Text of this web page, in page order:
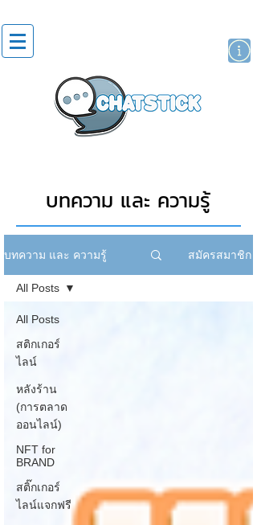
บทความ และ ความรู้
บทความ และ ความรู้ สมัครสมาชิก
All Posts
สติกเกอร์
ไลน์
หลังร้าน
(การตลาด
ออนไลน์)
NFT for
BRAND
สติ๊กเกอร์
ไลน์แจกฟรี
All Posts